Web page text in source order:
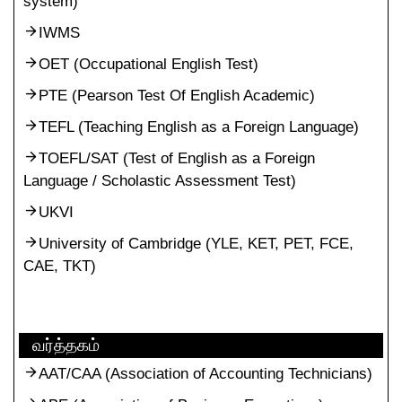
IWMS
OET (Occupational English Test)
PTE (Pearson Test Of English Academic)
TEFL (Teaching English as a Foreign Language)
TOEFL/SAT (Test of English as a Foreign
Language / Scholastic Assessment Test)
UKVI
University of Cambridge (YLE, KET, PET, FCE,
CAE, TKT)
வர்த்தகம்
AAT/CAA (Association of Accounting Technicians)